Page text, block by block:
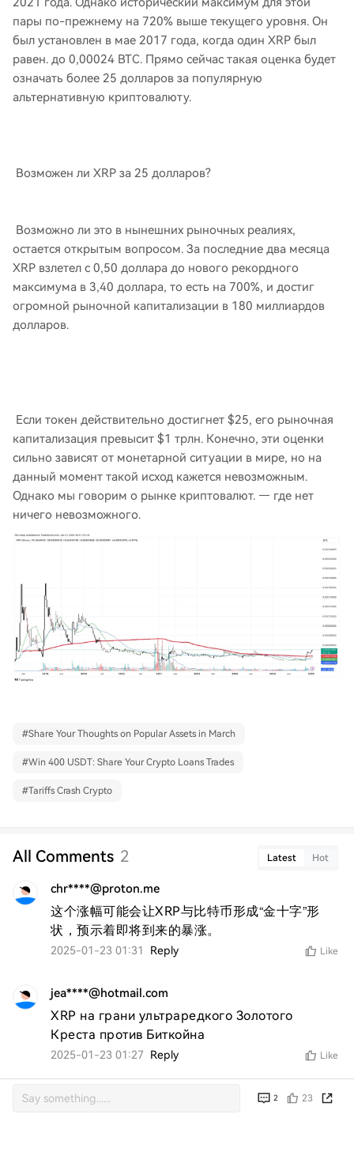
пары по-прежнему на 720% выше текущего уровня. Он
был установлен в мае 2017 года, когда один XRP был
равен. до 0,00024 BTC. Прямо сейчас такая оценка будет
означать более 25 долларов за популярную
альтернативную криптовалюту.
Возможен ли XRP за 25 долларов?
Возможно ли это в нынешних рыночных реалиях,
остается открытым вопросом. За последние два месяца
XRP взлетел с 0,50 доллара до нового рекордного
максимума в 3,40 доллара, то есть на 700%, и достиг
огромной рыночной капитализации в 180 миллиардов
долларов.
Если токен действительно достигнет $25, его рыночная
капитализация превысит $1 трлн. Конечно, эти оценки
сильно зависят от монетарной ситуации в мире, но на
данный момент такой исход кажется невозможным.
Однако мы говорим о рынке криптовалют. — где нет
ничего невозможного.
#Share Your Thoughts on Popular Assets in March
#Win 400 USDT: Share Your Crypto Loans Trades
#Tariffs Crash Crypto
All Comments 2 Latest Hot
chr****@proton.me
这个涨幅可能会让XRP与比特币形成“金十字”形
状，预示着即将到来的暴涨。
2025-01-23 01:31 Reply Like
jea****@hotmail.com
XRP на грани ультраредкого Золотого
Креста против Биткойна
2025-01-23 01:27 Reply Like
2 23